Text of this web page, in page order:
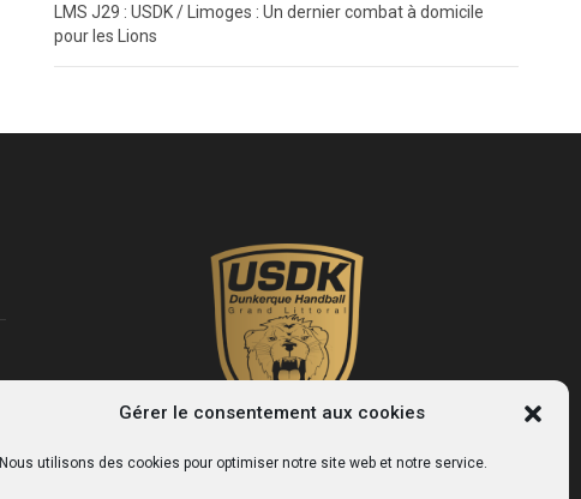
Gérer le consentement aux cookies
Nous utilisons des cookies pour optimiser notre site web et notre service.
LMS J29 : USDK / Limoges : Un dernier combat à domicile
pour les Lions